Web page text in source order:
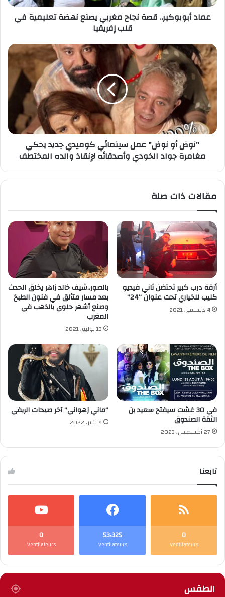
عماد أبوبوكير.. قصة نجاح مغربي يصنع نهضة تعليمية في
قلب إفريقيا
"نوض أو نوض" عمل سينمائي كوميدي جديد يحكي
مغامرة جواد الخودي وأصدقائه لإنقاذ والده المختطف
مقالات ذات صلة
أزقة درب كبير تحتضن ثاني فيديو
كليب للخياري تحت عنوان “24”
4 ديسمبر، 2021
بالصور..شيف خالد زاهر يخلق الحدث
بعد مسار متألق في فنون الطبخ
وصنع أشهر حلوى بالذهب في
المغرب
13 يوليو، 2021
في 30 غشت سيفتح سعيد بن
الثقة الصندوق
27 أغسطس، 2023
“ماني زهواني” آخر صيحات الريفي
4 يناير، 2022
تابعنا
0
Ventilateurs
53٬325
Ventilateurs
0
Ventilateurs
الطقس